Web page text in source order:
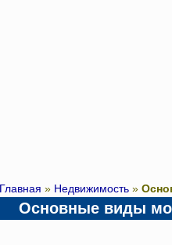
Главная » Недвижимость »
Основные виды